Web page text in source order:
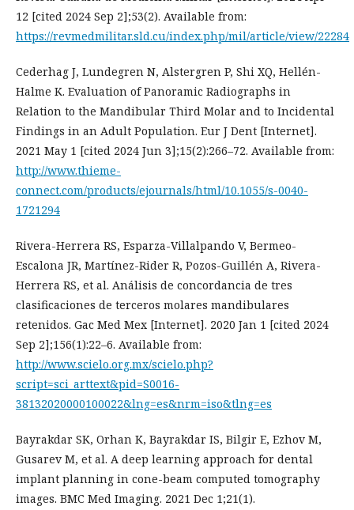
12 [cited 2024 Sep 2];53(2). Available from:
https://revmedmilitar.sld.cu/index.php/mil/article/view/22284
Cederhag J, Lundegren N, Alstergren P, Shi XQ, Hellén-
Halme K. Evaluation of Panoramic Radiographs in
Relation to the Mandibular Third Molar and to Incidental
Findings in an Adult Population. Eur J Dent [Internet].
2021 May 1 [cited 2024 Jun 3];15(2):266–72. Available from:
http://www.thieme-
connect.com/products/ejournals/html/10.1055/s-0040-
1721294
Rivera-Herrera RS, Esparza-Villalpando V, Bermeo-
Escalona JR, Martínez-Rider R, Pozos-Guillén A, Rivera-
Herrera RS, et al. Análisis de concordancia de tres
clasificaciones de terceros molares mandibulares
retenidos. Gac Med Mex [Internet]. 2020 Jan 1 [cited 2024
Sep 2];156(1):22–6. Available from:
http://www.scielo.org.mx/scielo.php?
script=sci_arttext&pid=S0016-
38132020000100022&lng=es&nrm=iso&tlng=es
Bayrakdar SK, Orhan K, Bayrakdar IS, Bilgir E, Ezhov M,
Gusarev M, et al. A deep learning approach for dental
implant planning in cone-beam computed tomography
images. BMC Med Imaging. 2021 Dec 1;21(1).